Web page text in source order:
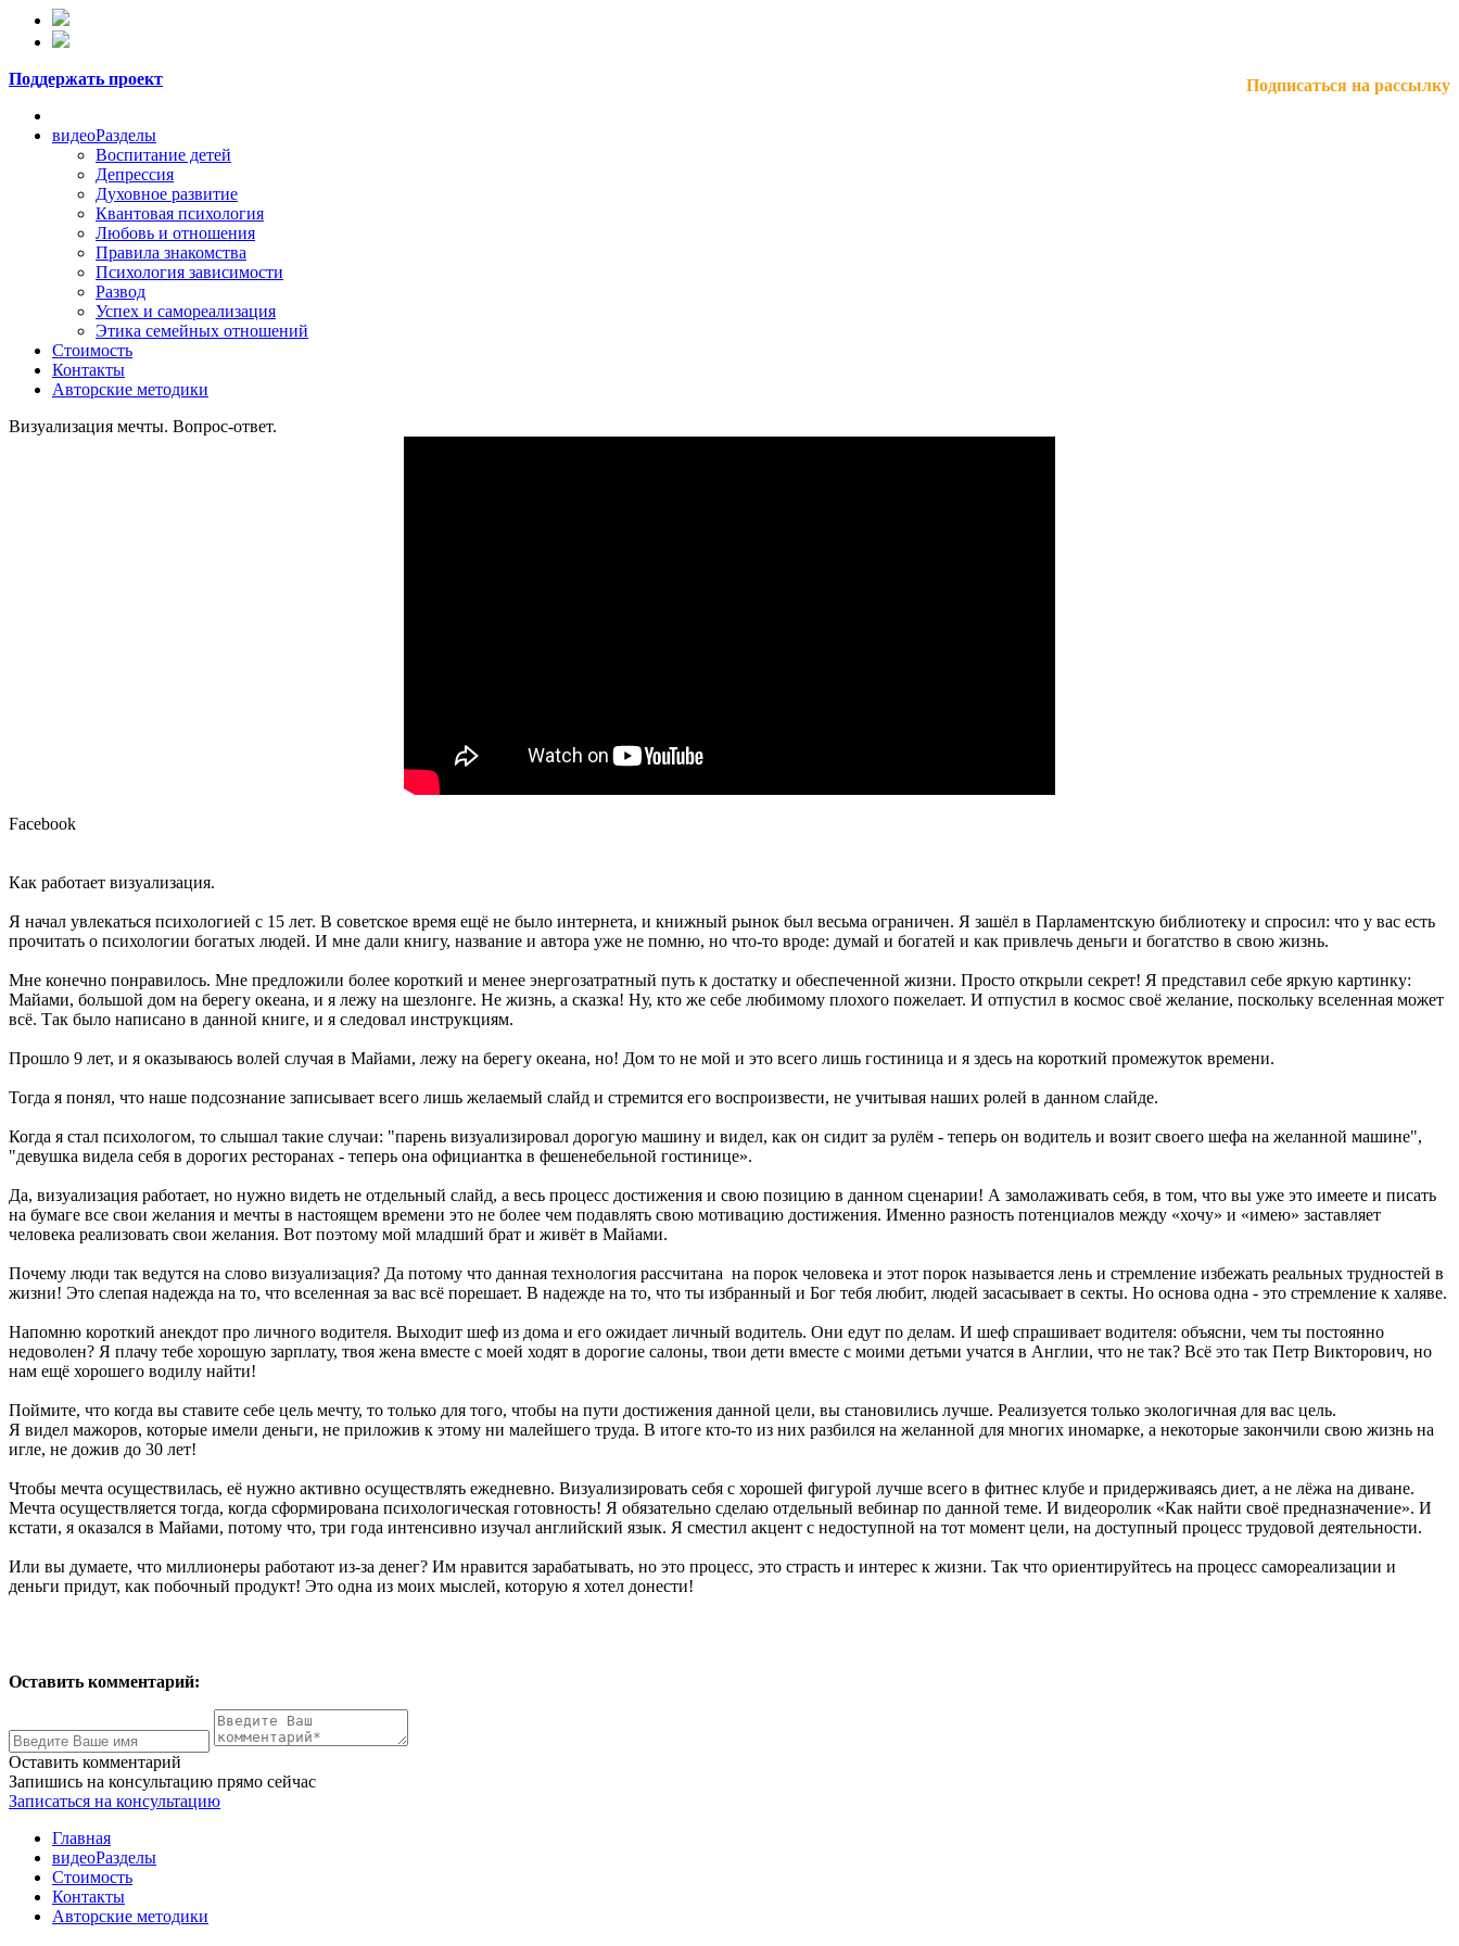
Подписаться на рассылку
Поддержать проект
видеоРазделы
Воспитание детей
Депрессия
Духовное развитие
Квантовая психология
Любовь и отношения
Правила знакомства
Психология зависимости
Развод
Успех и самореализация
Этика семейных отношений
Стоимость
Контакты
Авторские методики
Визуализация мечты. Вопрос-ответ.
Facebook
Как работает визуализация.
Я начал увлекаться психологией с 15 лет. В советское время ещё не было интернета, и книжный рынок был весьма ограничен. Я зашёл в Парламентскую библиотеку и спросил: что у вас есть
прочитать о психологии богатых людей. И мне дали книгу, название и автора уже не помню, но что-то вроде: думай и богатей и как привлечь деньги и богатство в свою жизнь.
Мне конечно понравилось. Мне предложили более короткий и менее энергозатратный путь к достатку и обеспеченной жизни. Просто открыли секрет! Я представил себе яркую картинку:
Майами, большой дом на берегу океана, и я лежу на шезлонге. Не жизнь, а сказка! Ну, кто же себе любимому плохого пожелает. И отпустил в космос своё желание, поскольку вселенная может
всё. Так было написано в данной книге, и я следовал инструкциям.
Прошло 9 лет, и я оказываюсь волей случая в Майами, лежу на берегу океана, но! Дом то не мой и это всего лишь гостиница и я здесь на короткий промежуток времени.
Тогда я понял, что наше подсознание записывает всего лишь желаемый слайд и стремится его воспроизвести, не учитывая наших ролей в данном слайде.
Когда я стал психологом, то слышал такие случаи: "парень визуализировал дорогую машину и видел, как он сидит за рулём - теперь он водитель и возит своего шефа на желанной машине",
"девушка видела себя в дорогих ресторанах - теперь она официантка в фешенебельной гостинице».
Да, визуализация работает, но нужно видеть не отдельный слайд, а весь процесс достижения и свою позицию в данном сценарии! А замолаживать себя, в том, что вы уже это имеете и писать
на бумаге все свои желания и мечты в настоящем времени это не более чем подавлять свою мотивацию достижения. Именно разность потенциалов между «хочу» и «имею» заставляет
человека реализовать свои желания. Вот поэтому мой младший брат и живёт в Майами.
Почему люди так ведутся на слово визуализация? Да потому что данная технология рассчитана на порок человека и этот порок называется лень и стремление избежать реальных трудностей в
жизни! Это слепая надежда на то, что вселенная за вас всё порешает. В надежде на то, что ты избранный и Бог тебя любит, людей засасывает в секты. Но основа одна - это стремление к халяве.
Напомню короткий анекдот про личного водителя. Выходит шеф из дома и его ожидает личный водитель. Они едут по делам. И шеф спрашивает водителя: объясни, чем ты постоянно
недоволен? Я плачу тебе хорошую зарплату, твоя жена вместе с моей ходят в дорогие салоны, твои дети вместе с моими детьми учатся в Англии, что не так? Всё это так Петр Викторович, но
нам ещё хорошего водилу найти!
Поймите, что когда вы ставите себе цель мечту, то только для того, чтобы на пути достижения данной цели, вы становились лучше. Реализуется только экологичная для вас цель.
Я видел мажоров, которые имели деньги, не приложив к этому ни малейшего труда. В итоге кто-то из них разбился на желанной для многих иномарке, а некоторые закончили свою жизнь на
игле, не дожив до 30 лет!
Чтобы мечта осуществилась, её нужно активно осуществлять ежедневно. Визуализировать себя с хорошей фигурой лучше всего в фитнес клубе и придерживаясь диет, а не лёжа на диване.
Мечта осуществляется тогда, когда сформирована психологическая готовность! Я обязательно сделаю отдельный вебинар по данной теме. И видеоролик «Как найти своё предназначение». И
кстати, я оказался в Майами, потому что, три года интенсивно изучал английский язык. Я сместил акцент с недоступной на тот момент цели, на доступный процесс трудовой деятельности.
Или вы думаете, что миллионеры работают из-за денег? Им нравится зарабатывать, но это процесс, это страсть и интерес к жизни. Так что ориентируйтесь на процесс самореализации и
деньги придут, как побочный продукт! Это одна из моих мыслей, которую я хотел донести!
Оставить комментарий:
Оставить комментарий
Запишись на консультацию прямо сейчас
Записаться на консультацию
Главная
видеоРазделы
Стоимость
Контакты
Авторские методики